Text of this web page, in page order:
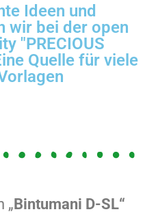
Ideen und
wir bei der open
"PRECIOUS
Quelle für viele
„Bintumani D-SL“